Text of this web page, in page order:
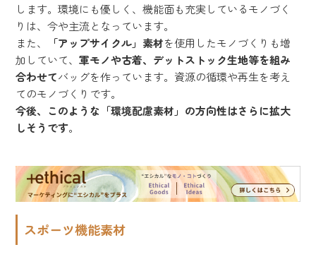
します。環境にも優しく、機能面も充実しているモノづく
りは、今や主流となっています。
また、
「アップサイクル」素材を使用したモノづくりも増
加していて、軍モノや古着、デットストック生地等を組み
合わせてバッグを作っています。資源の循環や再生を考え
てのモノづくりです。
今後、このような「環境配慮素材」の方向性はさらに拡大
しそうです。
スポーツ機能素材